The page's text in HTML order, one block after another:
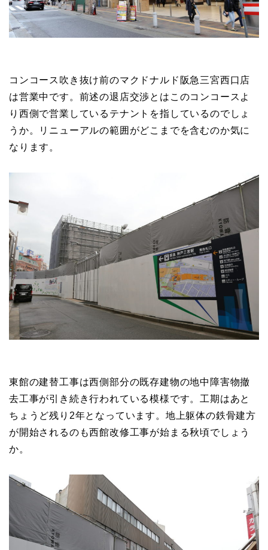
コンコース吹き抜け前のマクドナルド阪急三宮西口店
は営業中です。前述の退店交渉とはこのコンコースよ
り西側で営業しているテナントを指しているのでしょ
うか。リニューアルの範囲がどこまでを含むのか気に
なります。
東館の建替工事は西側部分の既存建物の地中障害物撤
去工事が引き続き行われている模様です。工期はあと
ちょうど残り2年となっています。地上躯体の鉄骨建方
が開始されるのも西館改修工事が始まる秋頃でしょう
か。